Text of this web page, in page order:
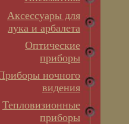
Аксессуары для
лука и арбалета
Оптические
приборы
ночного
видения
Тепловизионные
приборы